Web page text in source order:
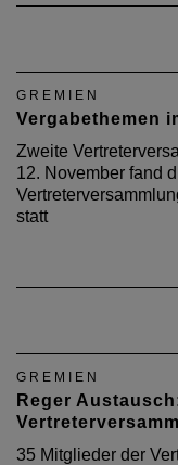
GREMIEN
Vergabethemen
Zweite
12. November fand
statt
GREMIEN
Reger
35 Mitglieder der